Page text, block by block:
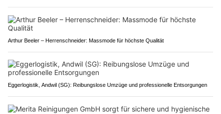
Arthur Beeler – Herrenschneider: Massmode für höchste Qualität
Eggerlogistik, Andwil (SG): Reibungslose Umzüge und professionelle Entsorgungen